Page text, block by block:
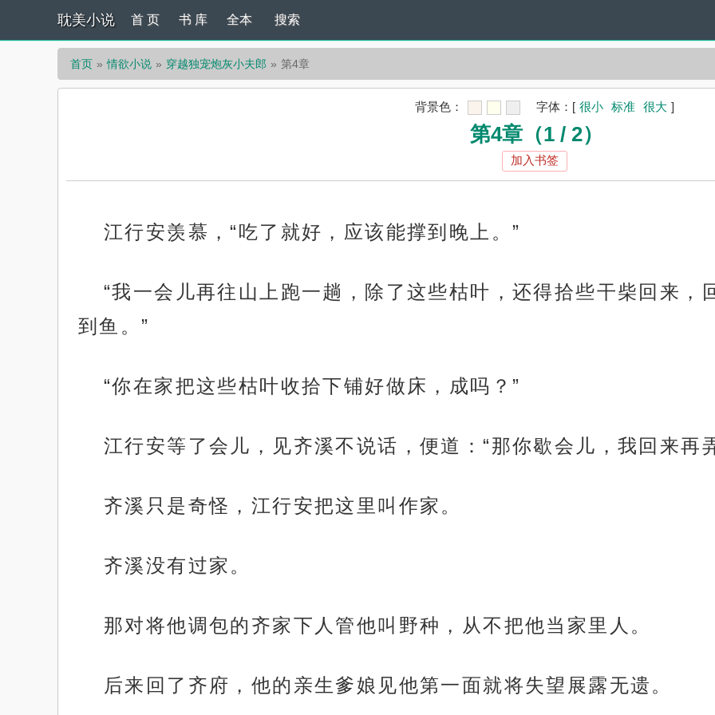
耽美小说 首 页 书 库 全本 搜索
首页 情欲小说 穿越独宠炮灰小夫郎 第4章
背景色： 字体： [ 很小 标准 很大 ]
第4章（1 / 2）
加入书签
江行安羡慕，“吃了就好，应该能撑到晚上。”
“我一会儿再往山上跑一趟，除了这些枯叶，还得拾些干柴回来，
到鱼。”
“你在家把这些枯叶收拾下铺好做床，成吗？”
江行安等了会儿，见齐溪不说话，便道：“那你歇会儿，我回来再
齐溪只是奇怪，江行安把这里叫作家。
齐溪没有过家。
那对将他调包的齐家下人管他叫野种，从不把他当家里人。
后来回了齐府，他的亲生爹娘见他第一面就将失望展露无遗。